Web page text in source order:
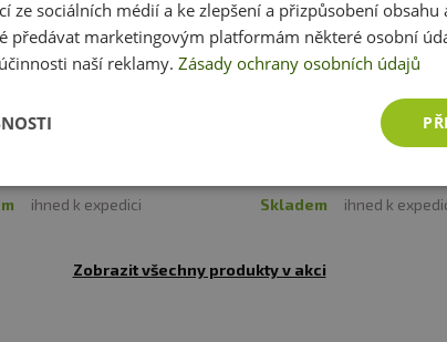
Vločky ovesné jemné
ihned k expedici
Titánus Bramborové vločky
skladem ihned k
Zobrazit všechny produkty v akci
ze sociálních médií a ke zlepšení a přizpůsobení obsahu
předávat marketingovým platformám některé osobní
naší reklamy. Zásady ochrany osobních údajů